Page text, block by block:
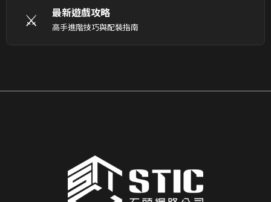
⚔️ 最新遊戲攻略
高手進階技巧與配裝指南